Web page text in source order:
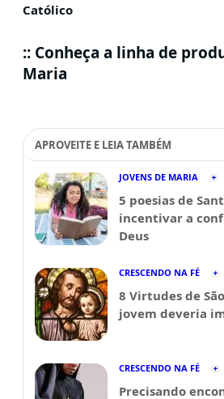
Católico
:: Conheça a linha de
Maria
APROVEITE E LEIA TAMBÉM
JOVENS DE MARIA
5 poesias de
incentivar a
Deus
CRESCENDO NA FÉ
8 Virtudes de
jovem deveria
CRESCENDO NA FÉ
Precisando